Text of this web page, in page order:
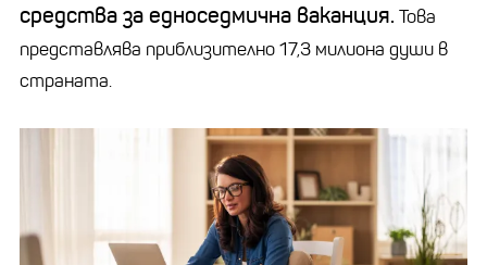
средства за едноседмична ваканция. Това
представлява приблизително 17,3 милиона души в
страната.